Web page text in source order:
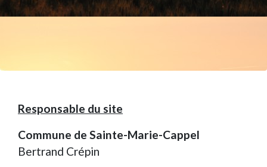
Responsable du site
Commune de Sainte-Marie-Cappel
Bertrand Crépin